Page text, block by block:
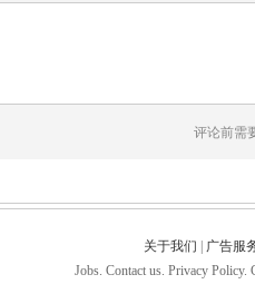
评论前需
关于我们
广告服
Jobs. Contact us. Privacy